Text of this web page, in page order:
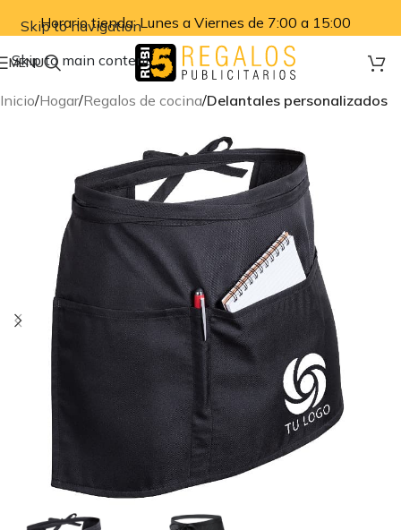
Skip to navigation
Skip to main content
Horario tienda: Lunes a Viernes de 7:00 a 15:00
MENU
Inicio Hogar Regalos de cocina Delantales personalizados